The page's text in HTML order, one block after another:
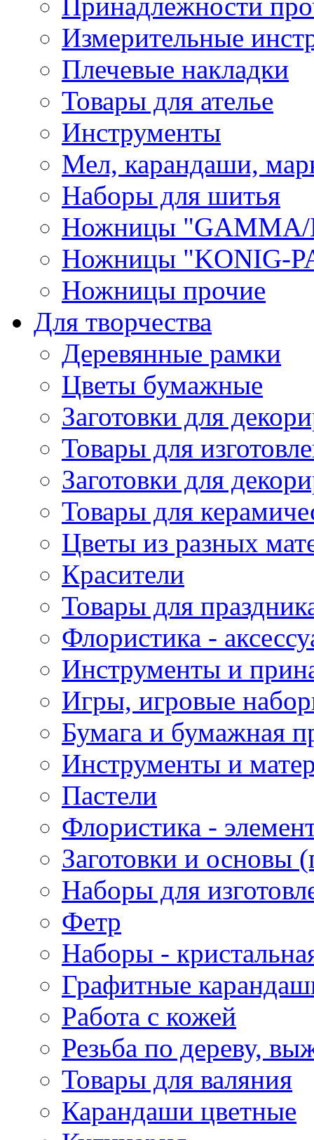
Измерительные
Плечевые накладки
Товары для ателье
Инструменты
Мел, карандаши,
Наборы для шитья
Ножницы "GAMMA/
Ножницы "KONIG-
Ножницы прочие
Для творчества
Деревянные рамки
Цветы бумажные
Заготовки для
Товары для
Заготовки для
Товары для
Цветы из разных
Красители
Товары для
Флористика -
Инструменты и
Игры, игровые
Бумага и бумажная
Инструменты и
Пастели
Флористика -
Заготовки и основы
Наборы для
Фетр
Наборы -
Графитные
Работа с кожей
Резьба по дереву,
Товары для валяния
Карандаши цветные